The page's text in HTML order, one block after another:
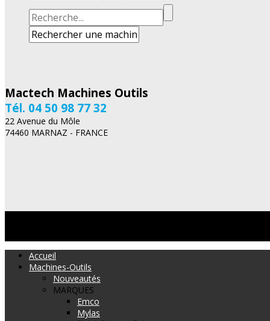
Mactech Machines Outils
Tél. 04 50 98 77 32
22 Avenue du Môle
74460 MARNAZ - FRANCE
Accueil
Machines-Outils
Nouveautés
MARQUES
Emco
Mylas